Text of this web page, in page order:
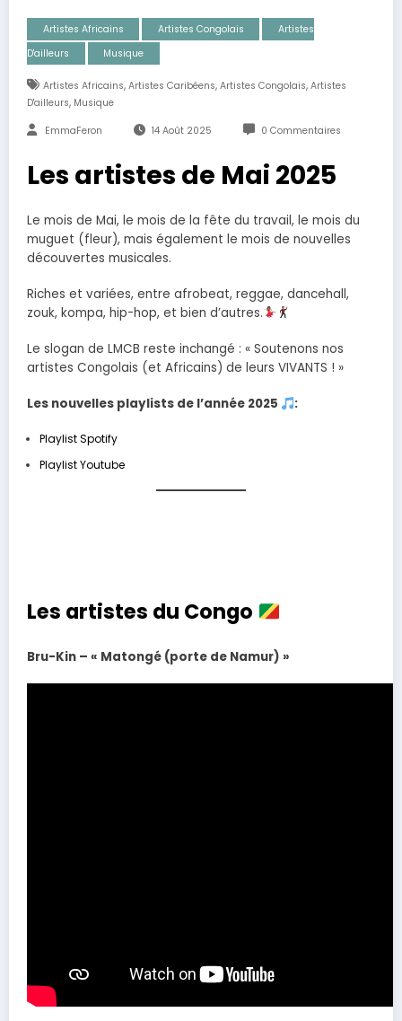
Artistes Africains Artistes Congolais
Artistes
D'ailleurs
Musique
Artistes Africains, Artistes Caribéens, Artistes Congolais, Artistes
D'ailleurs, Musique
EmmaFeron 14 Août 2025 0 Commentaires
Les artistes de Mai 2025
Le mois de Mai, le mois de la fête du travail, le mois du
muguet (fleur), mais également le mois de nouvelles
découvertes musicales.
Riches et variées, entre afrobeat, reggae, dancehall,
zouk, kompa, hip-hop, et bien d’autres.
Le slogan de LMCB reste inchangé : « Soutenons nos
artistes Congolais (et Africains) de leurs VIVANTS ! »
Les nouvelles playlists de l’année 2025 :
Playlist Spotify
Playlist Youtube
Les artistes du Congo
Bru-Kin – « Matongé (porte de Namur) »